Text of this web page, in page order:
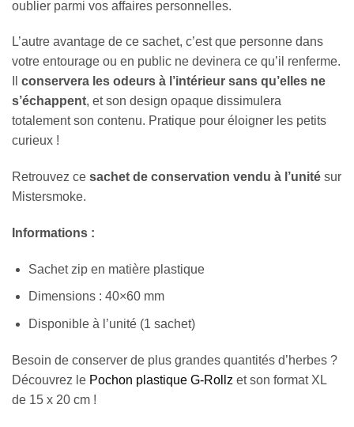
oublier parmi vos affaires personnelles.
L’autre avantage de ce sachet, c’est que personne dans
votre entourage ou en public ne devinera ce qu’il renferme.
conservera les odeurs à l’intérieur sans qu’elles ne
s’échappent, et son design opaque dissimulera
totalement son contenu. Pratique pour éloigner les petits
curieux !
Retrouvez ce sachet de conservation vendu à l’unité sur
Mistersmoke.
Informations :
Sachet zip en matière plastique
Dimensions : 40×60 mm
Disponible à l’unité (1 sachet)
Besoin de conserver de plus grandes quantités d’herbes ?
Découvrez le Pochon plastique G-Rollz et son format XL
de 15 x 20 cm !